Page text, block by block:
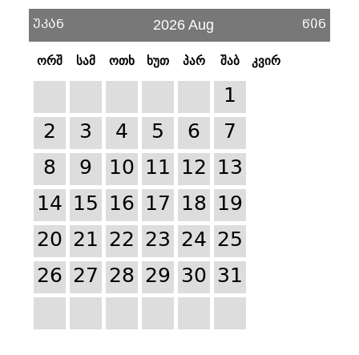
უკან 2026 Aug წინ
ორშ სამ ოთხ ხუთ პარ შაბ კვირ
1
2
3 4 5 6
7
8
9 10 11 12 13
14 15 16 17 18 19
20 21 22 23 24 25
26 27 28 29 30 31